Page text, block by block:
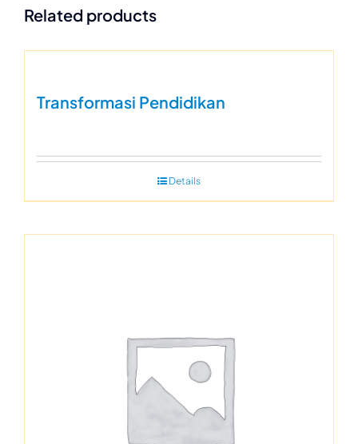
Related products
Transformasi Pendidikan
Details